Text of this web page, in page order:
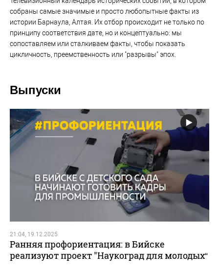
собраны самые значимые и просто любопытные факты из
истории Барнаула, Алтая. Их отбор происходит не только по
принципу соответствия дате, но и концептуально: мы
сопоставляем или сталкиваем факты, чтобы показать
цикличность, преемственность или "разрывы" эпох.
Выпуски
21:04, 19.12.2025
Ранняя профориентация: в Бийске
реализуют проект "Наукоград для молодых“